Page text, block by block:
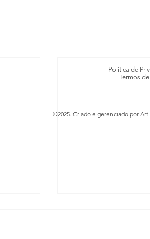
Política de
Termos
©2025. Criado e gerenciado por